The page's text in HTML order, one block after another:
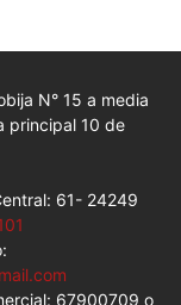
N° 15 a media
principal 10 de
61- 24249
67900709 o